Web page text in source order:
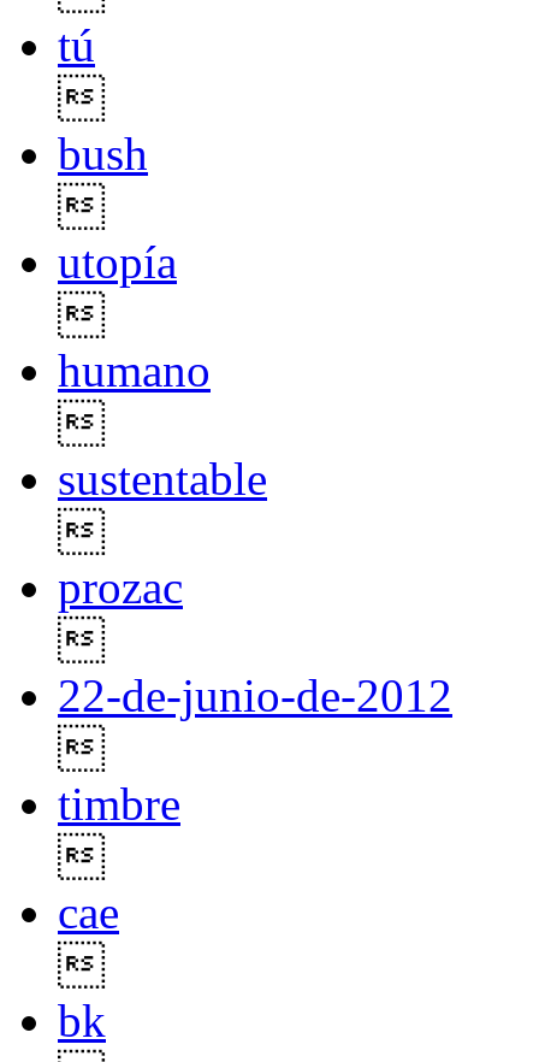
tú
bush
utopía
humano
sustentable
prozac
22-de-junio-de-2012
timbre
cae
bk